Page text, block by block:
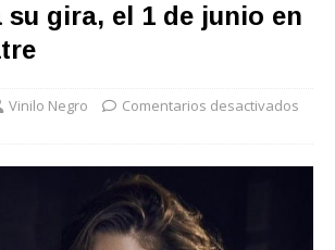
su gira, el 1 de junio en
Vinilo Negro Comentarios desactivados